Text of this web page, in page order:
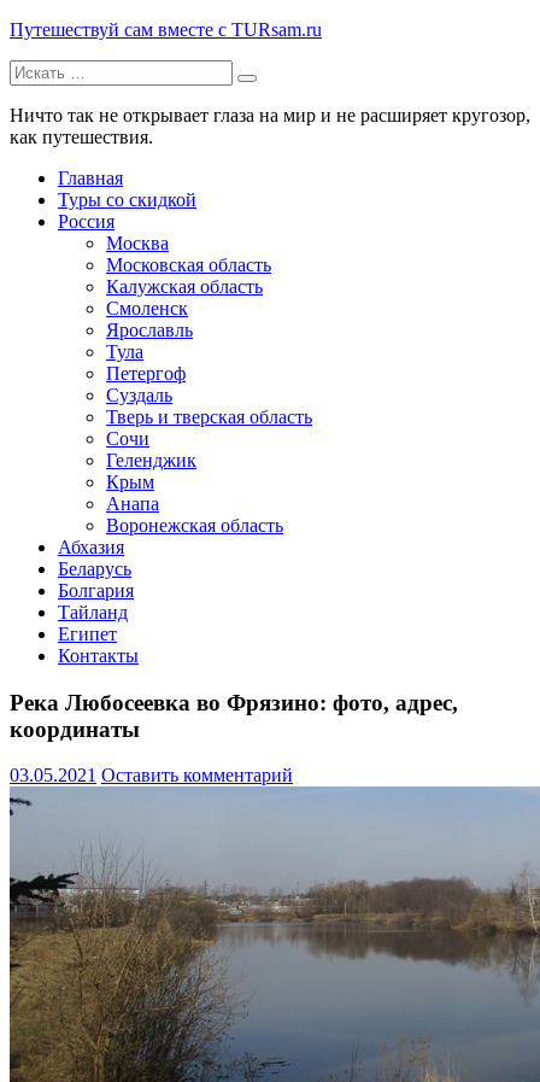
Путешествуй сам вместе с TURsam.ru
Путешествуй и узнавай новые места вместе с нами.
Искать:
Ничто так не открывает глаза на мир и не расширяет кругозор,
как путешествия.
Главная
Туры со скидкой
Россия
Москва
Московская область
Калужская область
Смоленск
Ярославль
Тула
Петергоф
Суздаль
Тверь и тверская область
Сочи
Геленджик
Крым
Анапа
Воронежская область
Абхазия
Беларусь
Болгария
Тайланд
Египет
Контакты
Река Любосеевка во Фрязино: фото, адрес,
координаты
03.05.2021 Оставить комментарий